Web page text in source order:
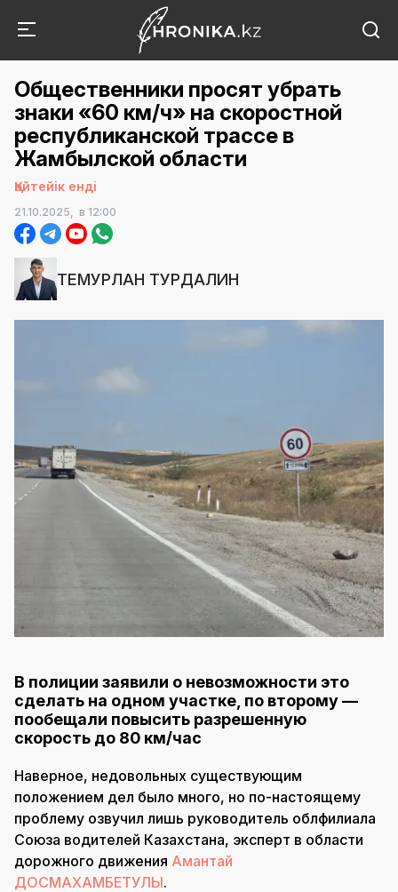
Общественники просят убрать
знаки «60 км/ч» на скоростной
республиканской трассе в
Жамбылской области
Қайтейік енді
21.10.2025, в 12:00
ТЕМУРЛАН ТУРДАЛИН
В полиции заявили о невозможности это
сделать на одном участке, по второму —
пообещали повысить разрешенную
скорость до 80 км/час
Наверное, недовольных существующим
положением дел было много, но по-настоящему
проблему озвучил лишь руководитель облфилиала
Союза водителей Казахстана, эксперт в области
дорожного движения Амантай
ДОСМАХАМБЕТУЛЫ.